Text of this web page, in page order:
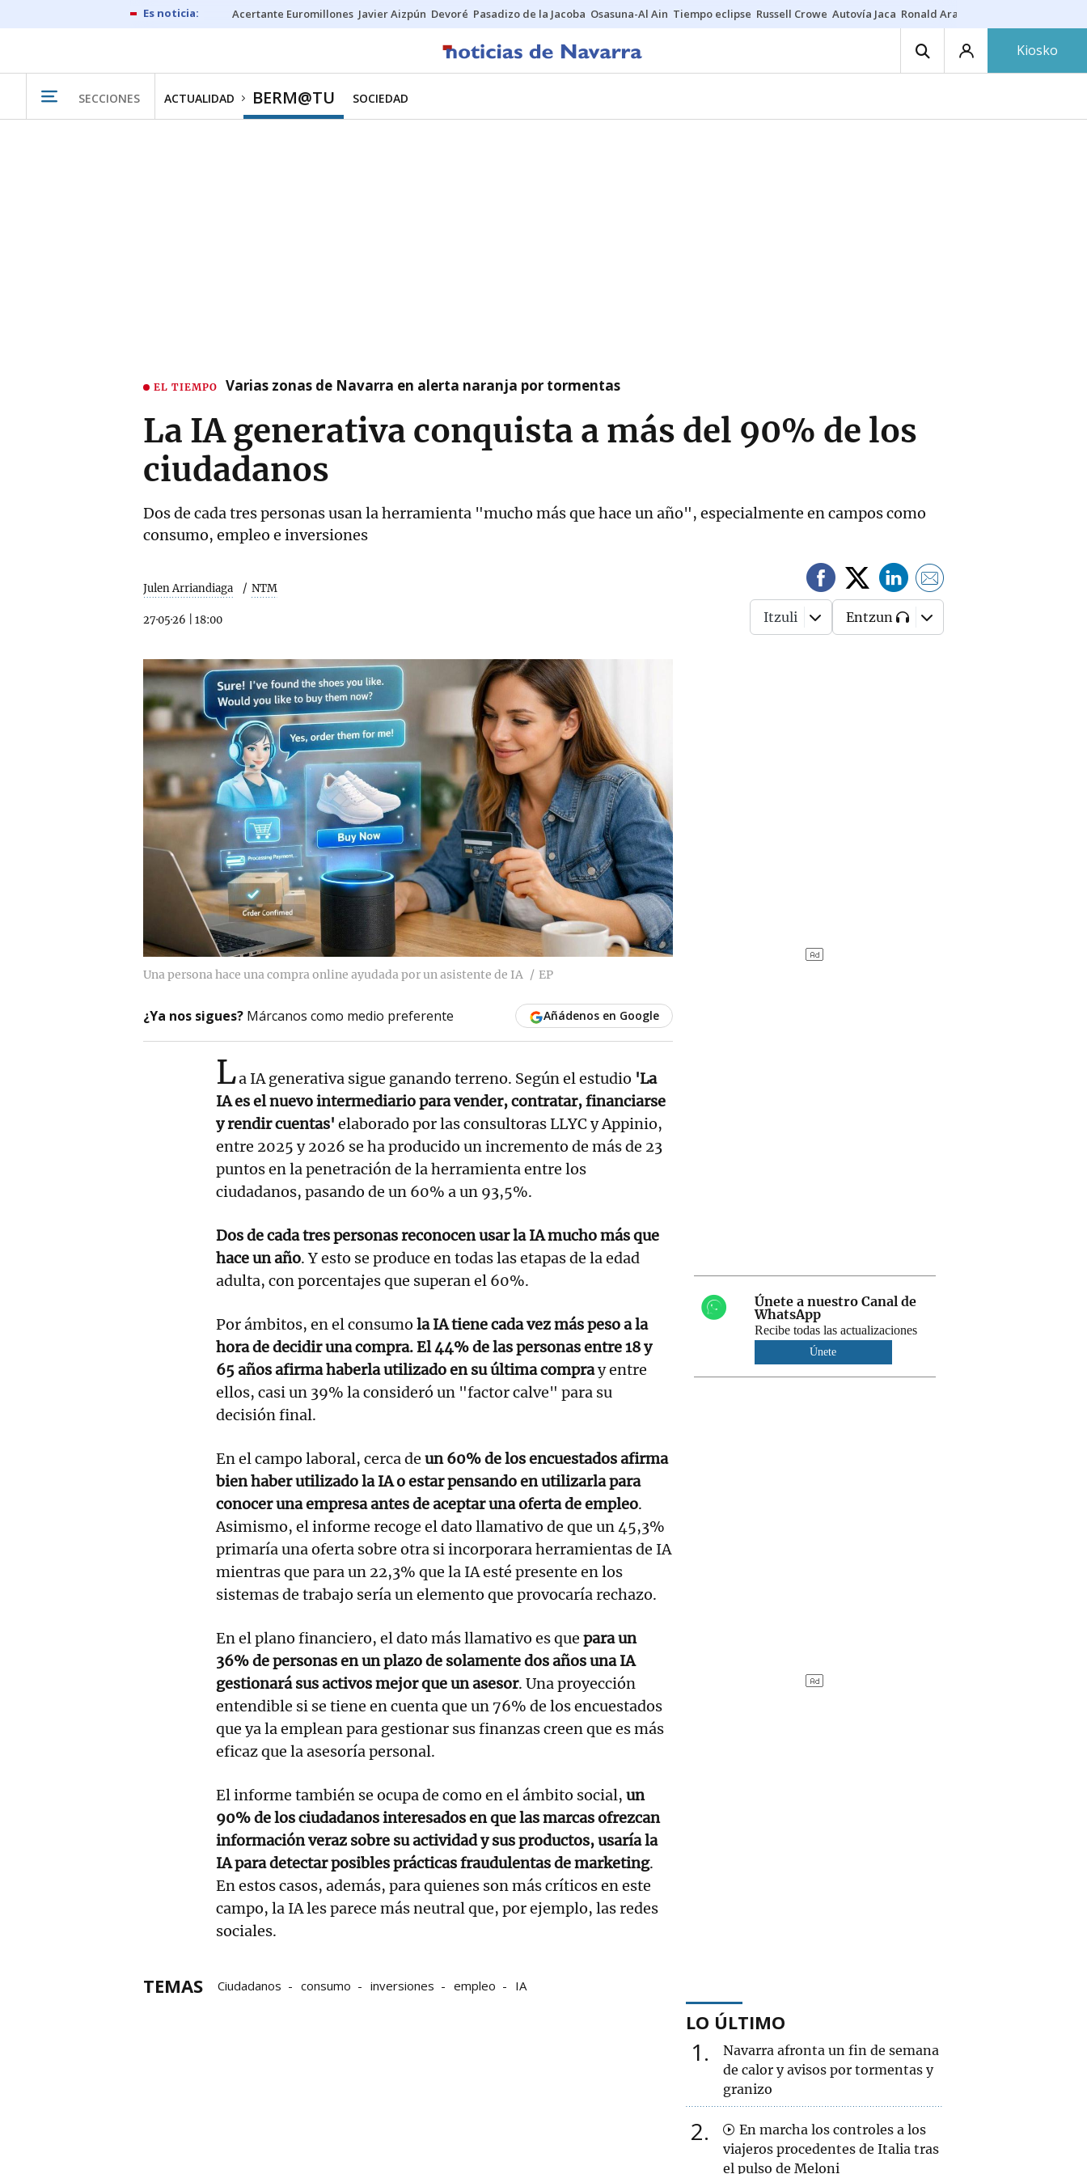
Acertante Euromillones Javier Aizpún Devoré Pasadizo de la Jacoba Osasuna-Al Ain Tiempo eclipse Russell Crowe Autovía Jaca Ronald Araújo
Kiosko
SECCIONES ACTUALIDAD BERM@TU SOCIEDAD
EL TIEMPO Varias zonas de Navarra en alerta naranja por tormentas
La IA generativa conquista a más del 90% de los
ciudadanos
Dos de cada tres personas usan la herramienta "mucho más que hace un año", especialmente en campos como
consumo, empleo e inversiones
Julen Arriandiaga NTM
27·05·26 18:00 Itzuli Entzun
Una persona hace una compra online ayudada por un asistente de IA EP
¿Ya nos sigues? Márcanos como medio preferente Añádenos en Google
La IA generativa sigue ganando terreno. Según el estudio 'La
IA es el nuevo intermediario para vender, contratar, financiarse
y rendir cuentas' elaborado por las consultoras LLYC y Appinio,
entre 2025 y 2026 se ha producido un incremento de más de 23
puntos en la penetración de la herramienta entre los
ciudadanos, pasando de un 60% a un 93,5%.
Dos de cada tres personas reconocen usar la IA mucho más que
hace un año. Y esto se produce en todas las etapas de la edad
adulta, con porcentajes que superan el 60%.
Por ámbitos, en el consumo la IA tiene cada vez más peso a la
hora de decidir una compra. El 44% de las personas entre 18 y
65 años afirma haberla utilizado en su última compray entre
ellos, casi un 39% la consideró un "factor calve" para su
decisión final.
En el campo laboral, cerca de un 60% de los encuestados afirma
bien haber utilizado la IA o estar pensando en utilizarla para
conocer una empresa antes de aceptar una oferta de empleo.
Asimismo, el informe recoge el dato llamativo de que un 45,3%
primaría una oferta sobre otra si incorporara herramientas de IA
mientras que para un 22,3% que la IA esté presente en los
sistemas de trabajo sería un elemento que provocaría rechazo.
En el plano financiero, el dato más llamativo es que para un
36% de personas en un plazo de solamente dos años una IA
gestionará sus activos mejor que un asesor. Una proyección
entendible si se tiene en cuenta que un 76% de los encuestados
que ya la emplean para gestionar sus finanzas creen que es más
eficaz que la asesoría personal.
El informe también se ocupa de como en el ámbito social, un
90% de los ciudadanos interesados en que las marcas ofrezcan
información veraz sobre su actividad y sus productos, usaría la
IA para detectar posibles prácticas fraudulentas de marketing.
En estos casos, además, para quienes son más críticos en este
campo, la IA les parece más neutral que, por ejemplo, las redes
sociales.
TEMAS Ciudadanos consumo inversiones empleo IA
Únete a nuestro Canal de
WhatsApp
Recibe todas las actualizaciones
Únete
LO ÚLTIMO
1
Navarra afronta un fin de semana
de calor y avisos por tormentas y
granizo
2
En marcha los controles a los
viajeros procedentes de Italia tras
el pulso de Meloni